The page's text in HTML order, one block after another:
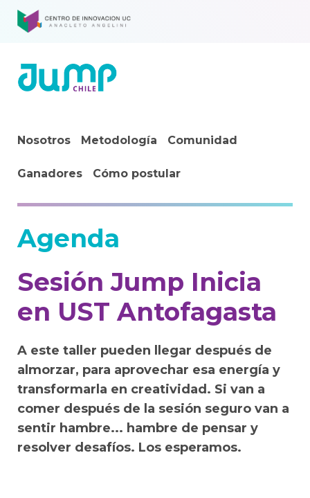
Nosotros Metodología Comunidad
Ganadores Cómo postular
Agenda
Sesión Jump Inicia
en UST Antofagasta
A este taller pueden llegar después de
almorzar, para aprovechar esa energía y
transformarla en creatividad. Si van a
comer después de la sesión seguro van a
sentir hambre... hambre de pensar y
resolver desafíos. Los esperamos.